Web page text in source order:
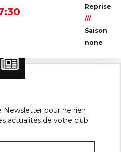
Reprise
///
Saison
none
Newsletter pour ne rien
actualités de votre club